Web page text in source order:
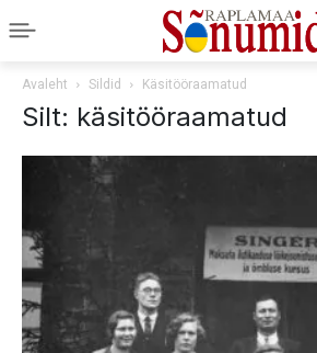
Avaleht Sildid Käsitööraamatud
Silt: käsitööraamatud